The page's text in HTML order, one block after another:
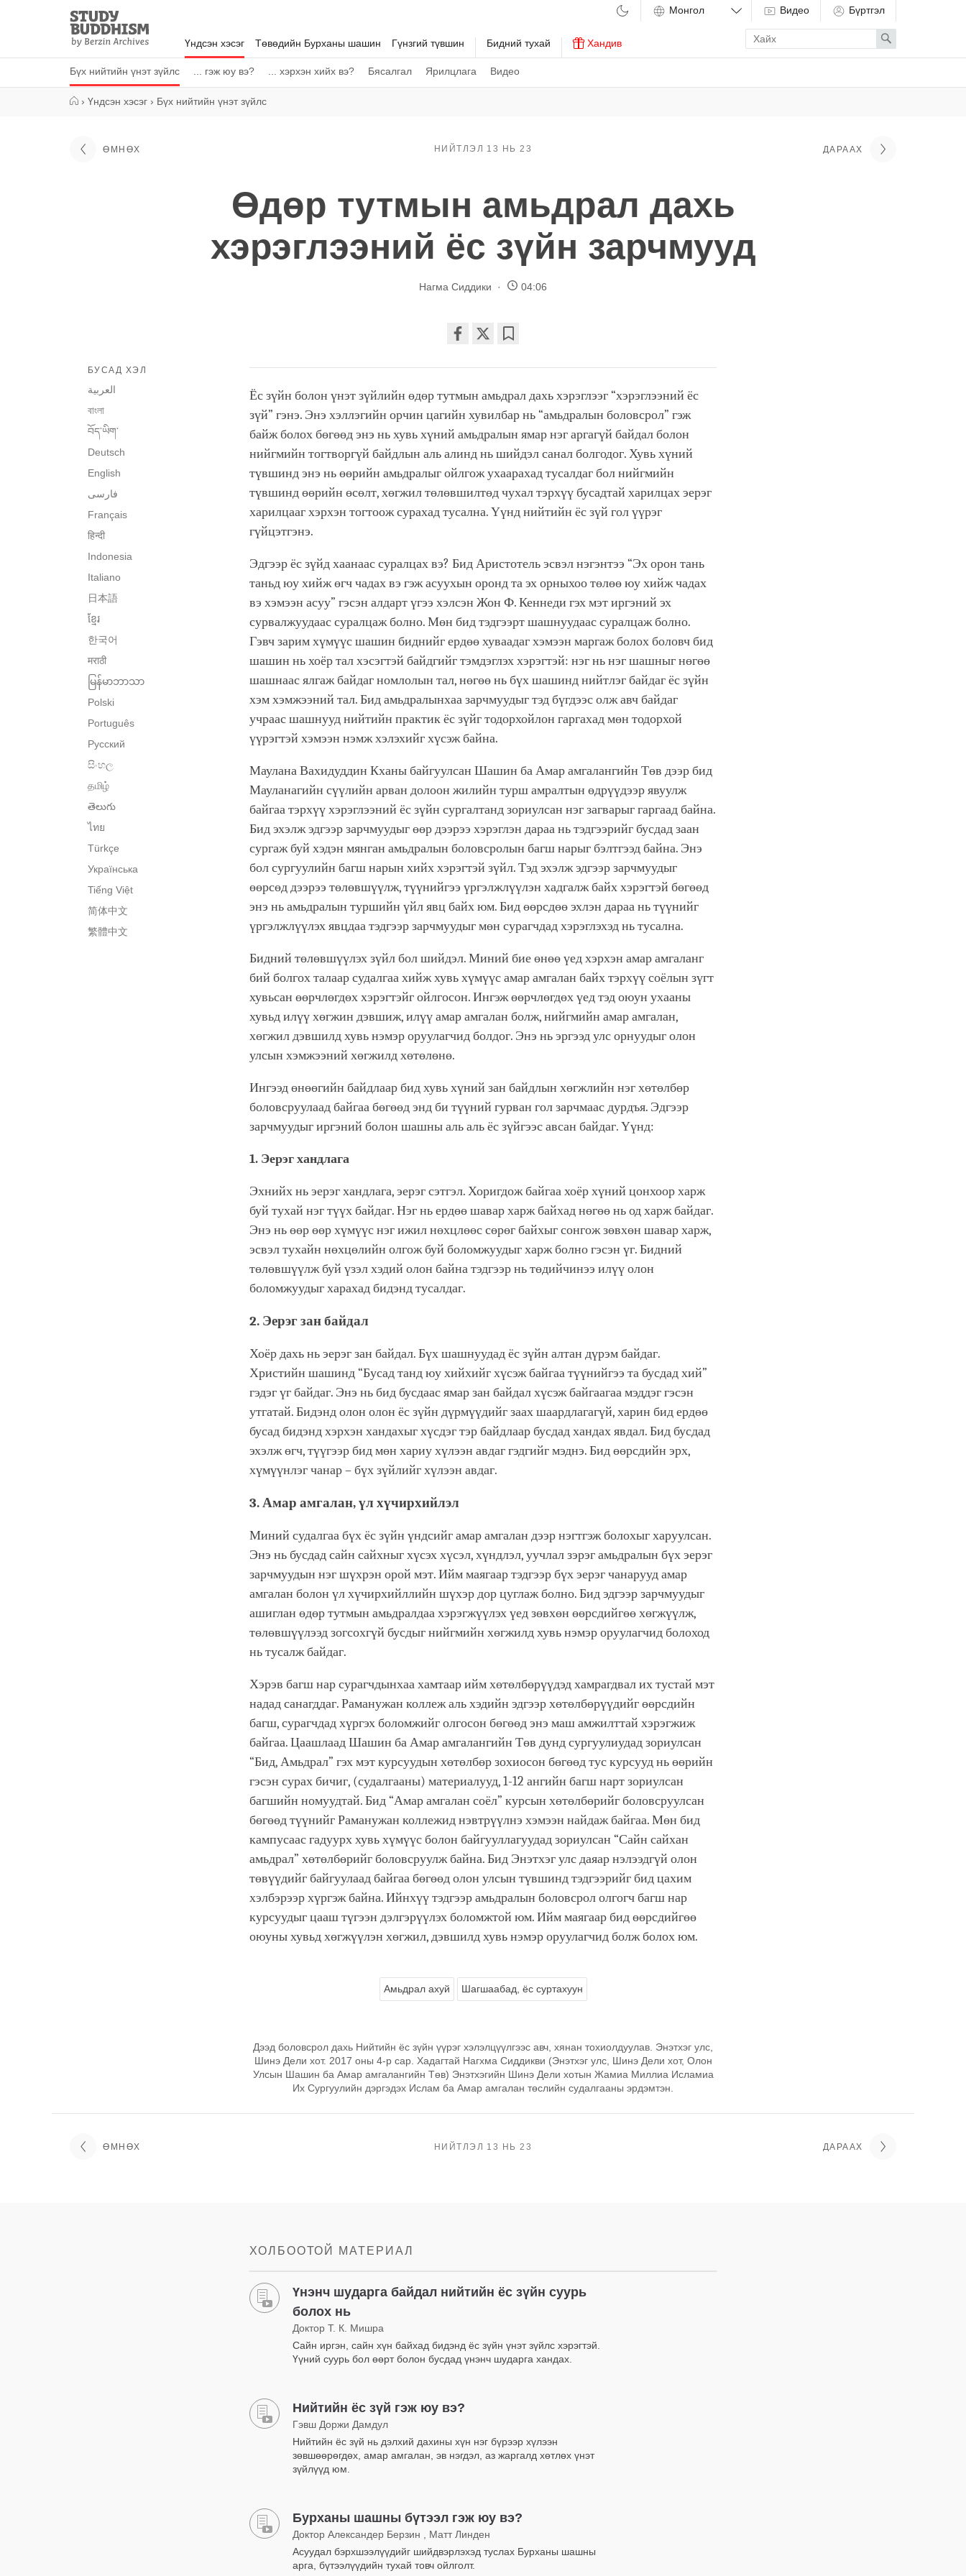
Study
Buddhism
Home
Үндсэн хэсэг
Бүх нийтийн үнэт зүйлс ... гэж юу вэ? ... хэрхэн хийх вэ? Бясалгал Ярилцлага Видео
Төвөдийн Бурханы шашин Гүнзгий түвшин Бидний тухай Хандив
Видео Бүртгэл
Enter
search
term
Search
› Үндсэн хэсэг › Бүх нийтийн үнэт зүйлс
ӨМНӨХ НИЙТЛЭЛ 13 НЬ 23 ДАРААХ
Өдөр тутмын амьдрал дахь
хэрэглээний ёс зүйн зарчмууд
Нагма Сиддики 04:06
on
facebook
БУСАД ХЭЛ
العربية
বাংলা
བོད་ཡིག་
Deutsch
English
فارسی
Français
हिन्दी
Indonesia
Italiano
日本語
ខ្មែរ
한국어
मराठी
မြန်မာဘာသာ
Polski
Português
Русский
සිංහල
தமிழ்
తెలుగు
ไทย
Türkçe
Українська
Tiếng Việt
简体中文
繁體中文
Ёс зүйн болон үнэт зүйлийн өдөр тутмын амьдрал дахь хэрэглээг “хэрэглээний ёс
зүй” гэнэ. Энэ хэллэгийн орчин цагийн хувилбар нь “амьдралын боловсрол” гэж
байж болох бөгөөд энэ нь хувь хүний амьдралын ямар нэг аргагүй байдал болон
нийгмийн тогтворгүй байдлын аль алинд нь шийдэл санал болгодог. Хувь хүний
түвшинд энэ нь өөрийн амьдралыг ойлгож ухаарахад тусалдаг бол нийгмийн
түвшинд өөрийн өсөлт, хөгжил төлөвшилтөд чухал тэрхүү бусадтай харилцах эерэг
харилцааг хэрхэн тогтоож сурахад тусална. Үүнд нийтийн ёс зүй гол үүрэг
гүйцэтгэнэ.
Эдгээр ёс зүйд хаанаас суралцах вэ? Бид Аристотель эсвэл нэгэнтээ “Эх орон тань
таньд юу хийж өгч чадах вэ гэж асуухын оронд та эх орныхоо төлөө юу хийж чадах
вэ хэмээн асуу” гэсэн алдарт үгээ хэлсэн Жон Ф. Кеннеди гэх мэт иргэний эх
сурвалжуудаас суралцаж болно. Мөн бид тэдгээрт шашнуудаас суралцаж болно.
Гэвч зарим хүмүүс шашин биднийг ердөө хуваадаг хэмээн маргаж болох боловч бид
шашин нь хоёр тал хэсэгтэй байдгийг тэмдэглэх хэрэгтэй: нэг нь нэг шашныг нөгөө
шашнаас ялгаж байдаг номлолын тал, нөгөө нь бүх шашинд нийтлэг байдаг ёс зүйн
хэм хэмжээний тал. Бид амьдралынхаа зарчмуудыг тэд бүгдээс олж авч байдаг
учраас шашнууд нийтийн практик ёс зүйг тодорхойлон гаргахад мөн тодорхой
үүрэгтэй хэмээн нэмж хэлэхийг хүсэж байна.
Маулана Вахидуддин Кханы байгуулсан Шашин ба Амар амгалангийн Төв дээр бид
Мауланагийн сүүлийн арван долоон жилийн турш амралтын өдрүүдээр явуулж
байгаа тэрхүү хэрэглээний ёс зүйн сургалтанд зориулсан нэг загварыг гаргаад байна.
Бид эхэлж эдгээр зарчмуудыг өөр дээрээ хэрэглэн дараа нь тэдгээрийг бусдад заан
сургаж буй хэдэн мянган амьдралын боловсролын багш нарыг бэлтгээд байна. Энэ
бол сургуулийн багш нарын хийх хэрэгтэй зүйл. Тэд эхэлж эдгээр зарчмуудыг
өөрсөд дээрээ төлөвшүүлж, түүнийгээ үргэлжлүүлэн хадгалж байх хэрэгтэй бөгөөд
энэ нь амьдралын туршийн үйл явц байх юм. Бид өөрсдөө эхлэн дараа нь түүнийг
үргэлжлүүлэх явцдаа тэдгээр зарчмуудыг мөн сурагчдад хэрэглэхэд нь тусална.
Бидний төлөвшүүлэх зүйл бол шийдэл. Миний бие өнөө үед хэрхэн амар амгаланг
бий болгох талаар судалгаа хийж хувь хүмүүс амар амгалан байх тэрхүү соёлын зүгт
хувьсан өөрчлөгдөх хэрэгтэйг ойлгосон. Ингэж өөрчлөгдөх үед тэд оюун ухааны
хувьд илүү хөгжин дэвшиж, илүү амар амгалан болж, нийгмийн амар амгалан,
хөгжил дэвшилд хувь нэмэр оруулагчид болдог. Энэ нь эргээд улс орнуудыг олон
улсын хэмжээний хөгжилд хөтөлөнө.
Ингээд өнөөгийн байдлаар бид хувь хүний зан байдлын хөгжлийн нэг хөтөлбөр
боловсруулаад байгаа бөгөөд энд би түүний гурван гол зарчмаас дурдъя. Эдгээр
зарчмуудыг иргэний болон шашны аль аль ёс зүйгээс авсан байдаг. Үүнд:
1. Эерэг хандлага
Эхнийх нь эерэг хандлага, эерэг сэтгэл. Хоригдож байгаа хоёр хүний цонхоор харж
буй тухай нэг түүх байдаг. Нэг нь ердөө шавар харж байхад нөгөө нь од харж байдаг.
Энэ нь өөр өөр хүмүүс нэг ижил нөхцлөөс сөрөг байхыг сонгож зөвхөн шавар харж,
эсвэл тухайн нөхцөлийн олгож буй боломжуудыг харж болно гэсэн үг. Бидний
төлөвшүүлж буй үзэл хэдий олон байна тэдгээр нь төдийчинээ илүү олон
боломжуудыг харахад бидэнд тусалдаг.
2. Эерэг зан байдал
Хоёр дахь нь эерэг зан байдал. Бүх шашнуудад ёс зүйн алтан дүрэм байдаг.
Христийн шашинд “Бусад танд юу хийхийг хүсэж байгаа түүнийгээ та бусдад хий”
гэдэг үг байдаг. Энэ нь бид бусдаас ямар зан байдал хүсэж байгаагаа мэддэг гэсэн
утгатай. Бидэнд олон олон ёс зүйн дүрмүүдийг заах шаардлагагүй, харин бид ердөө
бусад бидэнд хэрхэн хандахыг хүсдэг тэр байдлаар бусдад хандах явдал. Бид бусдад
эхэлж өгч, түүгээр бид мөн хариу хүлээн авдаг гэдгийг мэднэ. Бид өөрсдийн эрх,
хүмүүнлэг чанар – бүх зүйлийг хүлээн авдаг.
3. Амар амгалан, үл хүчирхийлэл
Миний судалгаа бүх ёс зүйн үндсийг амар амгалан дээр нэгтгэж болохыг харуулсан.
Энэ нь бусдад сайн сайхныг хүсэх хүсэл, хүндлэл, уучлал зэрэг амьдралын бүх эерэг
зарчмуудын нэг шүхрэн орой мэт. Ийм маягаар тэдгээр бүх эерэг чанарууд амар
амгалан болон үл хүчирхийллийн шүхэр дор цуглаж болно. Бид эдгээр зарчмуудыг
ашиглан өдөр тутмын амьдралдаа хэрэгжүүлэх үед зөвхөн өөрсдийгөө хөгжүүлж,
төлөвшүүлээд зогсохгүй бусдыг нийгмийн хөгжилд хувь нэмэр оруулагчид болоход
нь тусалж байдаг.
Хэрэв багш нар сурагчдынхаа хамтаар ийм хөтөлбөрүүдэд хамрагдвал их тустай мэт
надад санагддаг. Раманужан коллеж аль хэдийн эдгээр хөтөлбөрүүдийг өөрсдийн
багш, сурагчдад хүргэх боломжийг олгосон бөгөөд энэ маш амжилттай хэрэгжиж
байгаа. Цаашлаад Шашин ба Амар амгалангийн Төв дунд сургуулиудад зориулсан
“Бид, Амьдрал” гэх мэт курсуудын хөтөлбөр зохиосон бөгөөд тус курсууд нь өөрийн
гэсэн сурах бичиг, (судалгааны) материалууд, 1-12 ангийн багш нарт зориулсан
багшийн номуудтай. Бид “Амар амгалан соёл” курсын хөтөлбөрийг боловсруулсан
бөгөөд түүнийг Раманужан коллежид нэвтрүүлнэ хэмээн найдаж байгаа. Мөн бид
кампусаас гадуурх хувь хүмүүс болон байгууллагуудад зориулсан “Сайн сайхан
амьдрал” хөтөлбөрийг боловсруулж байна. Бид Энэтхэг улс даяар нэлээдгүй олон
төвүүдийг байгуулаад байгаа бөгөөд олон улсын түвшинд тэдгээрийг бид цахим
хэлбэрээр хүргэж байна. Ийнхүү тэдгээр амьдралын боловсрол олгогч багш нар
курсуудыг цааш түгээн дэлгэрүүлэх боломжтой юм. Ийм маягаар бид өөрсдийгөө
оюуны хувьд хөгжүүлэн хөгжил, дэвшилд хувь нэмэр оруулагчид болж болох юм.
Амьдрал ахуй Шагшаабад, ёс суртахуун
Дээд боловсрол дахь Нийтийн ёс зүйн үүрэг хэлэлцүүлгээс авч, хянан тохиолдуулав. Энэтхэг улс,
Шинэ Дели хот. 2017 оны 4-р сар. Хадагтай Нагхма Сиддикви (Энэтхэг улс, Шинэ Дели хот, Олон
Улсын Шашин ба Амар амгалангийн Төв) Энэтхэгийн Шинэ Дели хотын Жамиа Миллиа Исламиа
Их Сургуулийн дэргэдэх Ислам ба Амар амгалан төслийн судалгааны эрдэмтэн.
ӨМНӨХ НИЙТЛЭЛ 13 НЬ 23 ДАРААХ
ХОЛБООТОЙ МАТЕРИАЛ
Үнэнч шударга байдал нийтийн ёс зүйн суурь
болох нь
Доктор Т. К. Мишра
Сайн иргэн, сайн хүн байхад бидэнд ёс зүйн үнэт зүйлс хэрэгтэй.
Үүний суурь бол өөрт болон бусдад үнэнч шударга хандах.
Нийтийн ёс зүй гэж юу вэ?
Гэвш Доржи Дамдул
Нийтийн ёс зүй нь дэлхий дахины хүн нэг бүрээр хүлээн
зөвшөөрөгдөх, амар амгалан, эв нэгдэл, аз жаргалд хөтлөх үнэт
зүйлүүд юм.
Бурханы шашны бүтээл гэж юу вэ?
Доктор Александер Берзин , Матт Линден
Асуудал бэрхшээлүүдийг шийдвэрлэхэд туслах Бурханы шашны
арга, бүтээлүүдийн тухай товч ойлголт.